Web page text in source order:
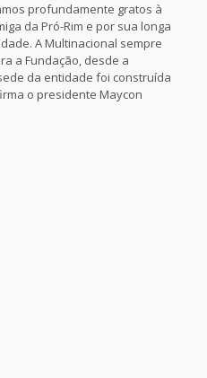
profundamente gratos à
da Pró-Rim e por sua longa
A Multinacional sempre
a Fundação, desde a
da entidade foi construída
o presidente Maycon